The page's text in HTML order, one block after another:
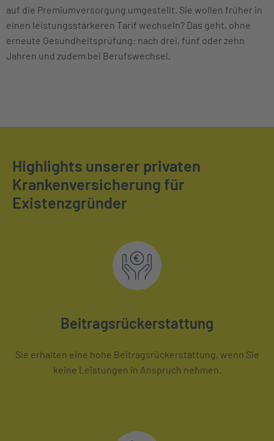
auf die Premiumversorgung umgestellt. Sie wollen früher in
einen leistungsstärkeren Tarif wechseln? Das geht, ohne
erneute Gesundheitsprüfung: nach drei, fünf oder zehn
Jahren und zudem bei Berufswechsel.
Highlights unserer privaten
Krankenversicherung für
Existenzgründer
Beitragsrückerstattung
Sie erhalten eine hohe Beitragsrückerstattung, wenn Sie
keine Leistungen in Anspruch nehmen.